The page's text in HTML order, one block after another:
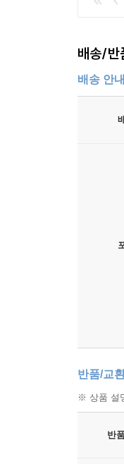
배송/반
배송 안내
반품/교
※ 상품 설
반